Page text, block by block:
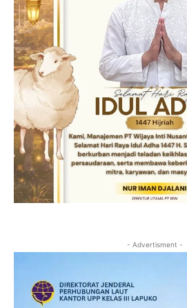
- Advertisment -